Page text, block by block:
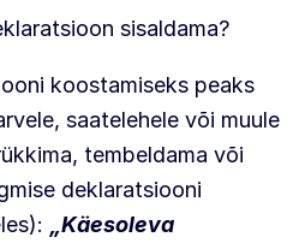
sisaldama?
koostamiseks peaks
saatelehele või muule
tembeldama või
deklaratsiooni
„Käesoleva